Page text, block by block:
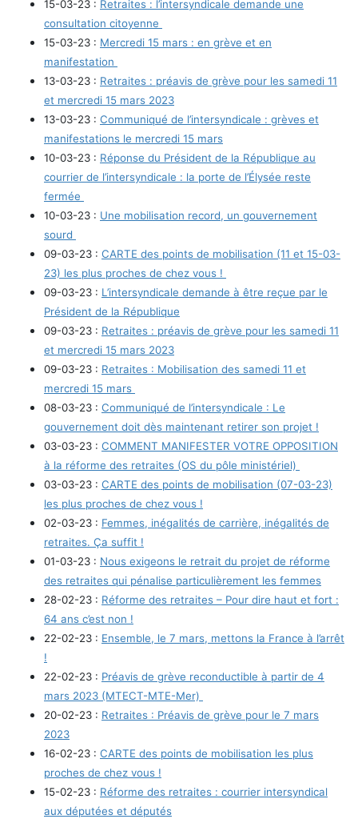
15-03-23 : Retraites : l’intersyndicale demande une
consultation citoyenne
15-03-23 : Mercredi 15 mars : en grève et en
manifestation
13-03-23 : Retraites : préavis de grève pour les samedi 11
et mercredi 15 mars 2023
13-03-23 : Communiqué de l’intersyndicale : grèves et
manifestations le mercredi 15 mars
10-03-23 : Réponse du Président de la République au
courrier de l’intersyndicale : la porte de l’Élysée reste
fermée
10-03-23 : Une mobilisation record, un gouvernement
sourd
09-03-23 : CARTE des points de mobilisation (11 et 15-03-
23) les plus proches de chez vous !
09-03-23 : L’intersyndicale demande à être reçue par le
Président de la République
09-03-23 : Retraites : préavis de grève pour les samedi 11
et mercredi 15 mars 2023
09-03-23 : Retraites : Mobilisation des samedi 11 et
mercredi 15 mars
08-03-23 : Communiqué de l’intersyndicale : Le
gouvernement doit dès maintenant retirer son projet !
03-03-23 : COMMENT MANIFESTER VOTRE OPPOSITION
à la réforme des retraites (OS du pôle ministériel)
03-03-23 : CARTE des points de mobilisation (07-03-23)
les plus proches de chez vous !
02-03-23 : Femmes, inégalités de carrière, inégalités de
retraites. Ça suffit !
01-03-23 : Nous exigeons le retrait du projet de réforme
des retraites qui pénalise particulièrement les femmes
28-02-23 : Réforme des retraites – Pour dire haut et fort :
64 ans c’est non !
22-02-23 : Ensemble, le 7 mars, mettons la France à l’arrêt
!
22-02-23 : Préavis de grève reconductible à partir de 4
mars 2023 (MTECT-MTE-Mer)
20-02-23 : Retraites : Préavis de grève pour le 7 mars
2023
16-02-23 : CARTE des points de mobilisation les plus
proches de chez vous !
15-02-23 : Réforme des retraites : courrier intersyndical
aux députées et députés